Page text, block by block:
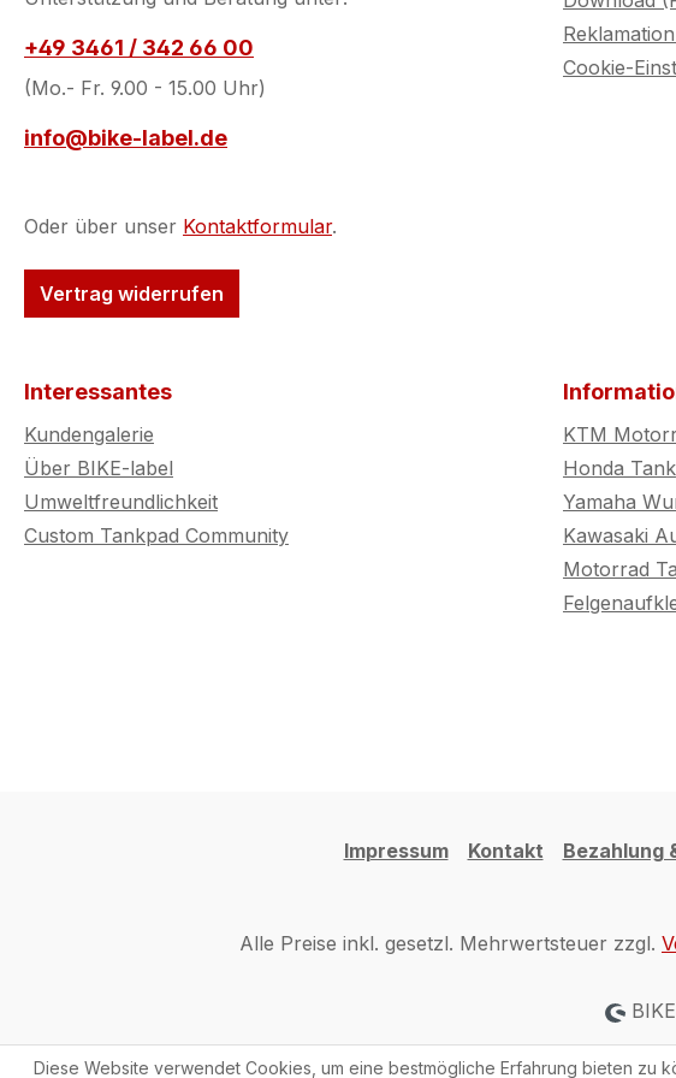
gesetzlichen Regelungen
+49 3461 / 342 66 00
(Mo.- Fr. 9.00 - 15.00 Uhr)
info@bike-label.de
Oder über unser Kontaktformular.
Vertrag widerrufen
Cookie-
Interessantes
Kundengalerie
Über BIKE-label
Umweltfreundlichkeit
Custom Tankpad Community
KTM
Honda
Yamaha
Kawasaki
Motorrad
Impressum Kontakt Bezahlung
Alle Preise inkl. gesetzl. Mehrwertsteuer zzgl.
Diese Website verwendet Cookies, um eine bestmögliche Erfahrung bieten zu